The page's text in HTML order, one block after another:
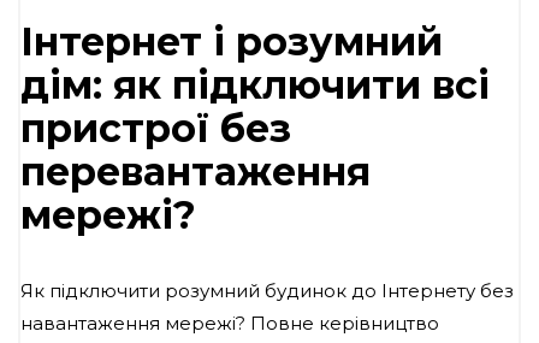
Інтернет і розумний
дім: як підключити всі
пристрої без
перевантаження
мережі?
Як підключити розумний будинок до Інтернету без
навантаження мережі? Повне керівництво